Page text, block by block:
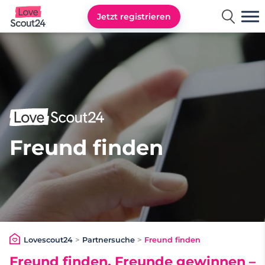
Lovescout24
Jetzt registrieren
Freund finden
Lovescout24> Partnersuche > Freund finden
Freund finden, Freunde gewinnen –